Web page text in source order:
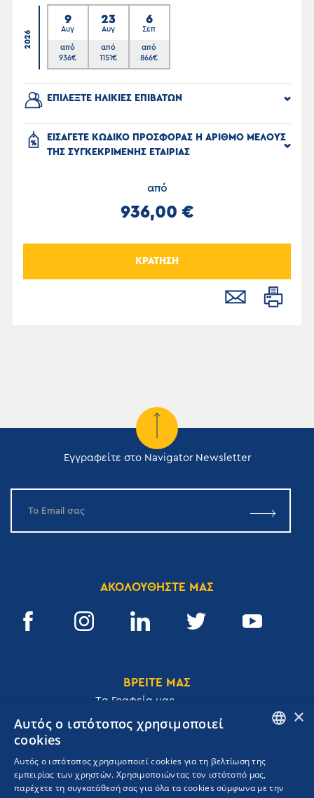
2026
9
Αυγ
από
936€
23
Αυγ
από
1151€
6
Σεπ
από
866€
ΕΠΙΛΕΞΤΕ ΗΛΙΚΙΕΣ ΕΠΙΒΑΤΩΝ
ΕΙΣΑΓΕΤΕ ΚΩΔΙΚΟ ΠΡΟΣΦΟΡΑΣ Η ΑΡΙΘΜΟ ΜΕΛΟΥΣ
ΤΗΣ ΣΥΓΚΕΚΡΙΜΕΝΗΣ ΕΤΑΙΡΙΑΣ
από
936,00 €
ΚΡΑΤΗΣΗ
Εγγραφείτε στο Navigator Newsletter
ΑΚΟΛΟΥΘΗΣΤΕ ΜΑΣ
ΒΡΕΙΤΕ ΜΑΣ
Tα Γραφεία μας
Ακαδημίας 32, 106 72, Αθήνα, Ελλάδα
T. +30 210 3609801
GREEK
×
Αυτός ο ιστότοπος χρησιμοποιεί
cookies
Αυτός ο ιστότοπος χρησιμοποιεί cookies για τη βελτίωση της
εμπειρίας των χρηστών. Χρησιμοποιώντας τον ιστότοπό μας,
παρέχετε τη συγκατάθεσή σας για όλα τα cookies σύμφωνα με την